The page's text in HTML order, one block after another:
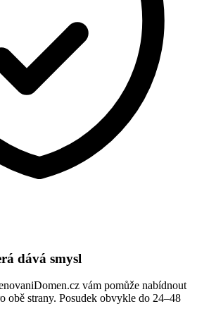
dává smysl
vám pomůže nabídnout
obě strany. Posudek obvykle do 24–48